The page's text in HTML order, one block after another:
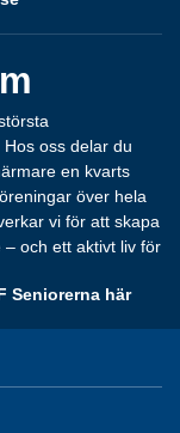
oss delar du
en kvarts
över hela
vi för att skapa
och ett aktivt liv för
Seniorerna här